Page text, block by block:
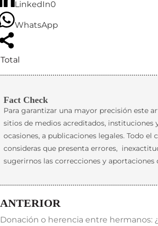
LinkedIn0
WhatsApp
Total
Fact Check
Para garantizar una mayor precisión este
sitios de medios acreditados, instituciones
ocasiones, a publicaciones legales. Todo
consideras que presenta errores,
sugerirnos las correcciones y aportaciones
ANTERIOR